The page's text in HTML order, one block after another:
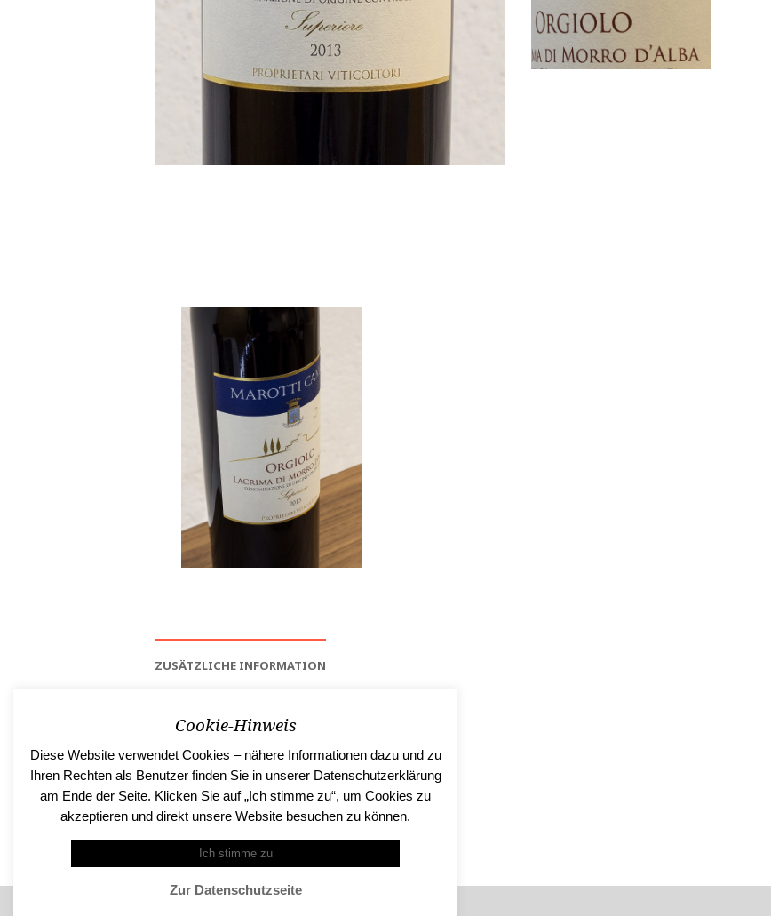
ZUSÄTZLICHE INFORMATION
Region
Traube
Cookie-Hinweis
Diese Website verwendet Cookies – nähere Informationen dazu und zu
Ihren Rechten als Benutzer finden Sie in unserer Datenschutzerklärung
am Ende der Seite. Klicken Sie auf „Ich stimme zu“, um Cookies zu
akzeptieren und direkt unsere Website besuchen zu können.
Ich stimme zu
Zur Datenschutzseite